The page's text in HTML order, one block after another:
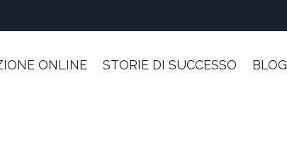
ONLINE STORIE DI SUCCESSO BLOG